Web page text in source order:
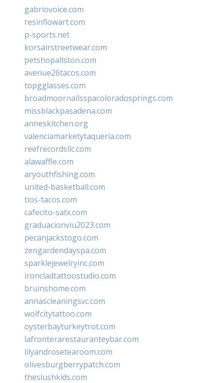
gabriovoice.com
resinflowart.com
p-sports.net
korsairstreetwear.com
petshopallston.com
avenue26tacos.com
topgglasses.com
broadmoornailsspacoloradosprings.com
missblackpasadena.com
anneskitchen.org
valenciamarketytaqueria.com
reefrecordsllc.com
alawaffle.com
aryouthfishing.com
united-basketball.com
tios-tacos.com
cafecito-satx.com
graduacionviu2023.com
pecanjackstogo.com
zengardendayspa.com
sparklejewelryinc.com
ironcladtattoostudio.com
bruinshome.com
annascleaningsvc.com
wolfcitytattoo.com
oysterbayturkeytrot.com
lafronterarestauranteybar.com
lilyandrosetearoom.com
olivesburgberrypatch.com
theslushkids.com